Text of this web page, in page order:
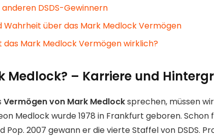
DSDS-Gewinnern
Wahrheit über das Mark Medlock Vermögen
das Mark Medlock Vermögen wirklich?
Medlock? – Karriere und
Vermögen von Mark Medlocksprechen, müssen
Medlock wurde 1978 in Frankfurt geboren. Schon
Pop. 2007 gewann er die vierte Staffel von DSDS.